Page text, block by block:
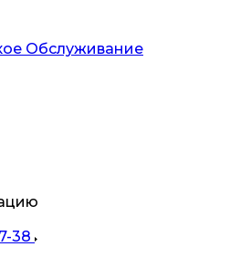
Обслуживание
38